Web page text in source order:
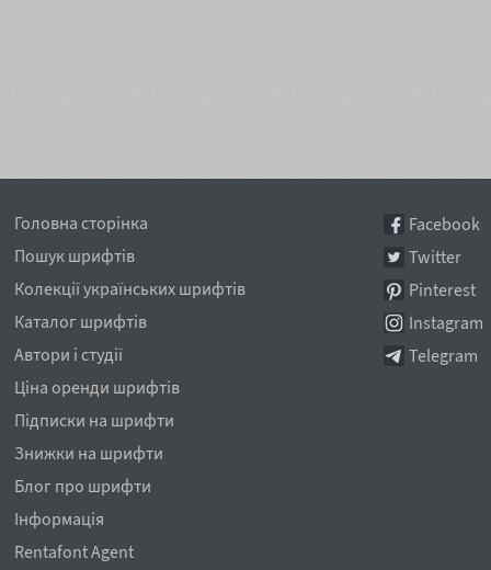
Головна сторінка
Пошук шрифтів
Колекції українських шрифтів
Каталог шрифтів
Автори і студії
Ціна оренди шрифтів
Підписки на шрифти
Знижки на шрифти
Блог про шрифти
Інформація
Rentafont Agent
Facebook
Twitter
Pinterest
Instagram
Telegram